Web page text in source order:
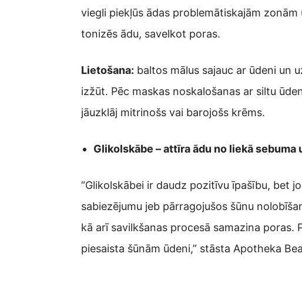
viegli piekļūs ādas problemātiskajām
tonizēs ādu, savelkot poras.
Lietošana: baltos mālus sajauc ar ūdeni un
izžūt. Pēc maskas noskalošanas ar siltu
jāuzklāj mitrinošs vai barojošs krēms.
Glikolskābe – attīra ādu no liekā
“Glikolskābei ir daudz pozitīvu īpašību, bet
sabiezējumu jeb pārragojušos šūnu
kā arī savilkšanas procesā samazina
piesaista šūnām ūdeni,” stāsta Apotheka